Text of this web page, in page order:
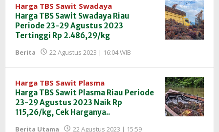
Harga TBS Sawit Swadaya
Harga TBS Sawit Swadaya Riau
Periode 23-29 Agustus 2023
Tertinggi Rp 2.486,29/kg
Berita 22 Agustus 2023 | 16:04 WIB
InfoSAWIT
Harga TBS Sawit Plasma
Harga TBS Sawit Plasma Riau Periode
23-29 Agustus 2023 Naik Rp
115,26/kg, Cek Harganya..
Berita Utama
22 Agustus 2023 | 15:59